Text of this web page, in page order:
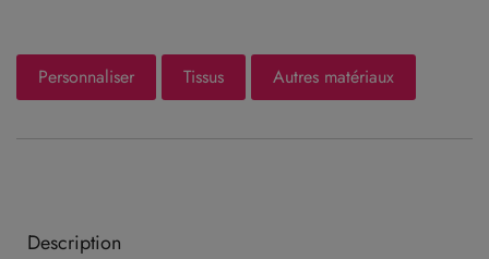
Personnaliser Tissus Autres matériaux
Description